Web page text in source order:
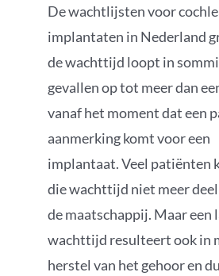
De wachtlijsten voor
implantaten in Nederland
de wachttijd loopt in
gevallen op tot meer dan
vanaf het moment dat een
aanmerking komt voor een
implantaat. Veel patiënten
die wachttijd niet meer
de maatschappij. Maar een
wachttijd resulteert ook in
herstel van het gehoor en